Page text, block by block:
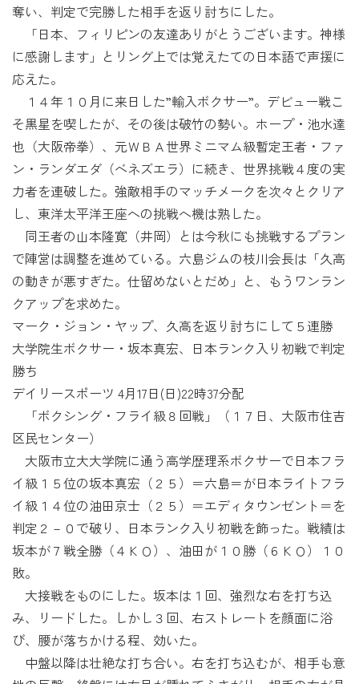
奪い、判定で完勝した相手を返り討ちにした。
「日本、フィリピンの友達ありがとうございます。神様
に感謝します」とリング上では覚えたての日本語で声援に
応えた。
１４年１０月に来日した”輸入ボクサー”。デビュー戦こ
そ黒星を喫したが、その後は破竹の勢い。ホープ・池水達
也（大阪帝拳）、元ＷＢＡ世界ミニマム級暫定王者・ファ
ン・ランダエダ（ベネズエラ）に続き、世界挑戦４度の実
力者を連破した。強敵相手のマッチメークを次々とクリア
し、東洋太平洋王座への挑戦へ機は熟した。
同王者の山本隆寛（井岡）とは今秋にも挑戦するプラン
で陣営は調整を進めている。六島ジムの枝川会長は「久高
の動きが悪すぎた。仕留めないとだめ」と、もうワンラン
クアップを求めた。
マーク・ジョン・ヤップ、久高を返り討ちにして５連勝
大学院生ボクサー・坂本真宏、日本ランク入り初戦で判定
勝ち
デイリースポーツ 4月17日(日)22時37分配
「ボクシング・フライ級８回戦」（１７日、大阪市住吉
区民センター）
大阪市立大大学院に通う高学歴理系ボクサーで日本フラ
イ級１５位の坂本真宏（２５）＝六島＝が日本ライトフラ
イ級１４位の油田京士（２５）＝エディタウンゼント＝を
判定２－０で破り、日本ランク入り初戦を飾った。戦績は
坂本が７戦全勝（４ＫＯ）、油田が１０勝（６ＫＯ）１０
敗。
大接戦をものにした。坂本は１回、強烈な右を打ち込
み、リードした。しかし３回、右ストレートを顔面に浴
び、腰が落ちかける程、効いた。
中盤以降は壮絶な打ち合い。右を打ち込むが、相手も意